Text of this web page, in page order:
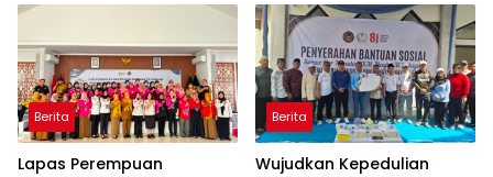
Hukum yang Berjalan
2026
Berita
Lapas Perempuan
Berita
Wujudkan Kepedulian